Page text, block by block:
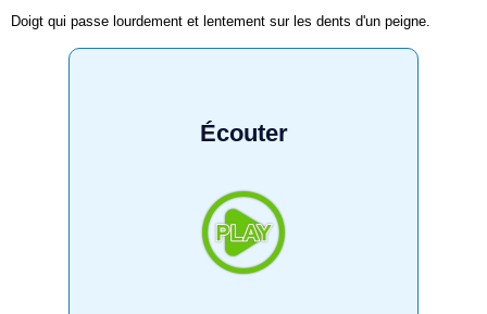
Doigt qui passe lourdement et lentement sur les dents d'un peigne.
Écouter